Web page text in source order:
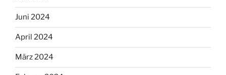
Juni 2024
April 2024
März 2024